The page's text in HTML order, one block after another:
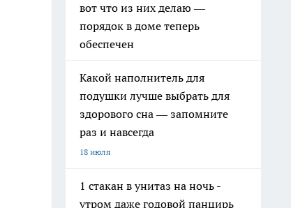
вот что из них делаю —
порядок в доме теперь
обеспечен
Какой наполнитель для
подушки лучше выбрать для
здорового сна — запомните
раз и навсегда
18 июля
1 стакан в унитаз на ночь -
утром даже годовой панцирь